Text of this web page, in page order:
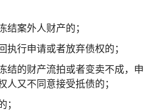
结案外人财产的；
执行申请或者放弃债权的；
结的财产流拍或者变卖不成，申
又不同意接受抵债的；
；